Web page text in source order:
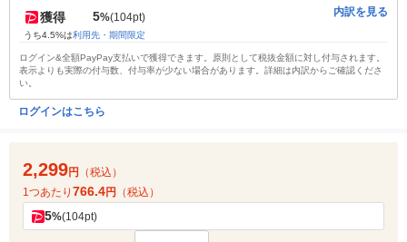
獲得 5%(104pt)
うち4.5%は利用先・期間限定
内訳を見る
ログイン&全額PayPay支払いで獲得できます。原則として税抜金額に対し付与されます。
表示よりも実際の付与数、付与率が少ない場合があります。詳細は内訳からご確認くださ
い。
ログインはこちら
2,299円
（税込）
1つあたり 766.4円 （税込）
5%(104pt)